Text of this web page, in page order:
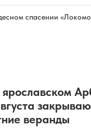
спасении
веранды